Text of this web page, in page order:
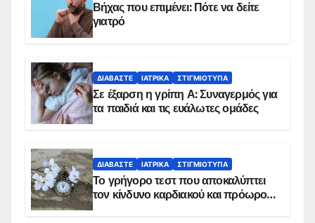
Βήχας που επιμένει: Πότε να δείτε
γιατρό
ΔΙΑΒΆΣΤΕ ΙΑΤΡΙΚΆ ΣΤΙΓΜΙΌΤΥΠΑ
Σε έξαρση η γρίπη Α: Συναγερμός για
τα παιδιά και τις ευάλωτες ομάδες
ΔΙΑΒΆΣΤΕ ΙΑΤΡΙΚΆ ΣΤΙΓΜΙΌΤΥΠΑ
Το γρήγορο τεστ που αποκαλύπτει
τον κίνδυνο καρδιακού και πρόωρου